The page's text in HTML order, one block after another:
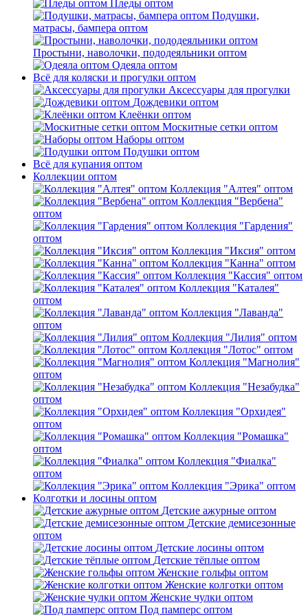
Пледы оптом
Подушки,
матрасы, бампера оптом
Простыни, наволочки, пододеяльники оптом
Одеяла оптом
Всё для коляски и прогулки оптом
Аксессуары для прогулки
Дождевики оптом
Клеёнки оптом
Москитные сетки оптом
Наборы оптом
Подушки оптом
Всё для купания оптом
Коллекции оптом
Коллекция "Алтея" оптом
Коллекция "Вербена"
оптом
Коллекция "Гардения"
оптом
Коллекция "Иксия" оптом
Коллекция "Канна" оптом
Коллекция "Кассия" оптом
Коллекция "Каталея"
оптом
Коллекция "Лаванда"
оптом
Коллекция "Лилия" оптом
Коллекция "Лотос" оптом
Коллекция "Магнолия"
оптом
Коллекция "Незабудка"
оптом
Коллекция "Орхидея"
оптом
Коллекция "Ромашка"
оптом
Коллекция "Фиалка"
оптом
Коллекция "Эрика" оптом
Колготки и лосины оптом
Детские ажурные оптом
Детские демисезонные
оптом
Детские лосины оптом
Детские тёплые оптом
Женские гольфы оптом
Женские колготки оптом
Женские чулки оптом
Под памперс оптом